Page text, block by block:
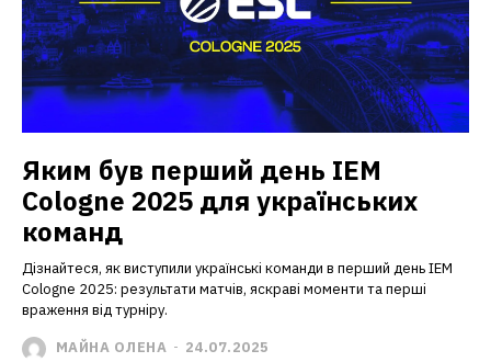
Яким був перший день IEM
Cologne 2025 для українських
команд
Дізнайтеся, як виступили українські команди в перший день IEM
Cologne 2025: результати матчів, яскраві моменти та перші
враження від турніру.
МАЙНА ОЛЕНА - 24.07.2025